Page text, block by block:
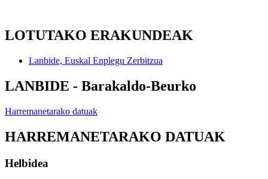
LOTUTAKO ERAKUNDEAK
Lanbide, Euskal Enplegu Zerbitzua
LANBIDE - Barakaldo-Beurko
Harremanetarako datuak
HARREMANETARAKO DATUAK
Helbidea